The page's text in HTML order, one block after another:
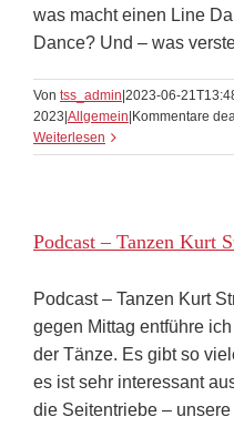
was macht einen Line
Dance? Und – was
Von tss_admin 2023-06-
2023 Allgemein Kommentare
Weiterlesen
Podcast – Tanzen Kurt
Podcast – Tanzen Kurt
gegen Mittag entführe
der Tänze. Es gibt so
es ist sehr interessant
die Seitentriebe –